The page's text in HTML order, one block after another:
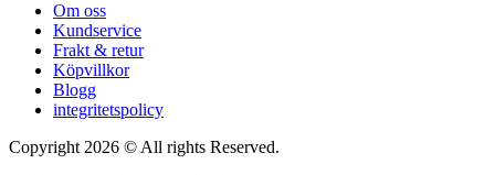
Om oss
Kundservice
Frakt & retur
Köpvillkor
Blogg
integritetspolicy
Copyright 2026 © All rights Reserved.